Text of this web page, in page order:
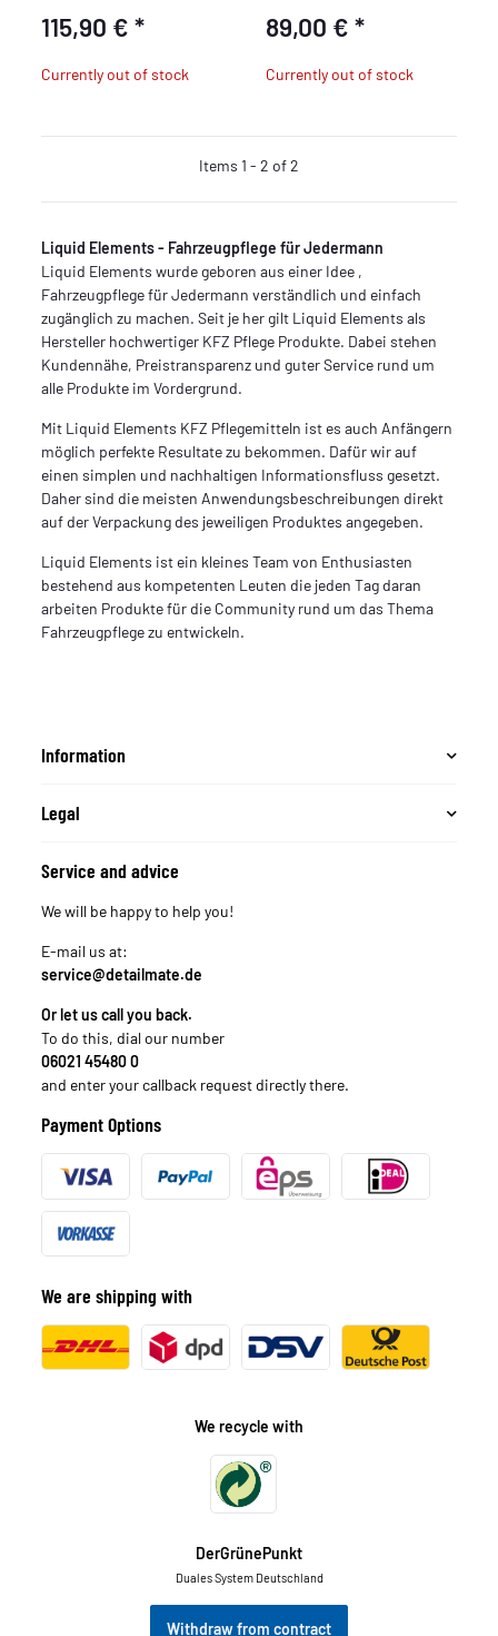
115,90 €*
Currently out of stock
89,00 € *
Currently out of stock
Items 1 - 2 of 2
Liquid Elements - Fahrzeugpflege für Jedermann
Liquid Elements wurde geboren aus einer Idee ,
Fahrzeugpflege für Jedermann verständlich und einfach
zugänglich zu machen. Seit je her gilt Liquid Elements als
Hersteller hochwertiger KFZ Pflege Produkte. Dabei stehen
Kundennähe, Preistransparenz und guter Service rund um
alle Produkte im Vordergrund.
Mit Liquid Elements KFZ Pflegemitteln ist es auch Anfängern
möglich perfekte Resultate zu bekommen. Dafür wir auf
einen simplen und nachhaltigen Informationsfluss gesetzt.
Daher sind die meisten Anwendungsbeschreibungen direkt
auf der Verpackung des jeweiligen Produktes angegeben.
Liquid Elements ist ein kleines Team von Enthusiasten
bestehend aus kompetenten Leuten die jeden Tag daran
arbeiten Produkte für die Community rund um das Thema
Fahrzeugpflege zu entwickeln.
Information
Legal
Service and advice
We will be happy to help you!
E-mail us at:
service@detailmate.de
Or let us call you back.
To do this, dial our number
06021 45480 0
and enter your callback request directly there.
Payment Options
We are shipping with
We recycle with
DerGrünePunkt
Duales System Deutschland
Withdraw from contract